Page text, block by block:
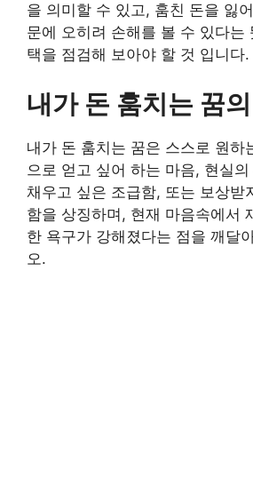
을 의미할 수 있고, 훔친 돈을 잃
문에 오히려 손해를 볼 수 있다는
택을 점검해 보아야 할 것 입니다.
내가 돈 훔치는 꿈
내가 돈 훔치는 꿈은 스스로 원하
으로 얻고 싶어 하는 마음, 현실
채우고 싶은 조급함, 또는 보상받
함을 상징하며, 현재 마음속에서
한 욕구가 강해졌다는 점을 깨달
오.